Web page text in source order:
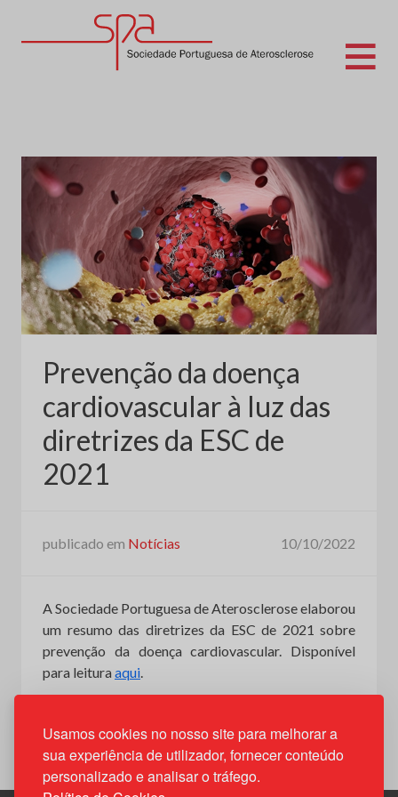
Usamos cookies no nosso site para melhorar a
sua experiência de utilizador, fornecer conteúdo
personalizado e analisar o tráfego.
Prevenção da doença
cardiovascular à luz das
diretrizes da ESC de
2021
publicado em Notícias 10/10/2022
A Sociedade Portuguesa de Aterosclerose elaborou
um resumo das diretrizes da ESC de 2021 sobre
prevenção da doença cardiovascular. Disponível
para leituraaqui.